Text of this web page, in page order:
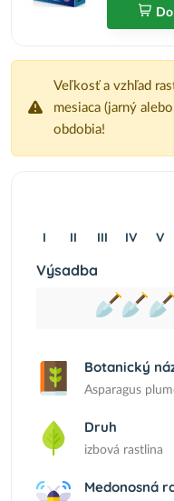
Veľkosť a vzhľad
mesiaca (jarný
obdobia!
I II III IV V
Výsadba
Botanický
Asparagus
Druh
izbová rastlina
Medonosná